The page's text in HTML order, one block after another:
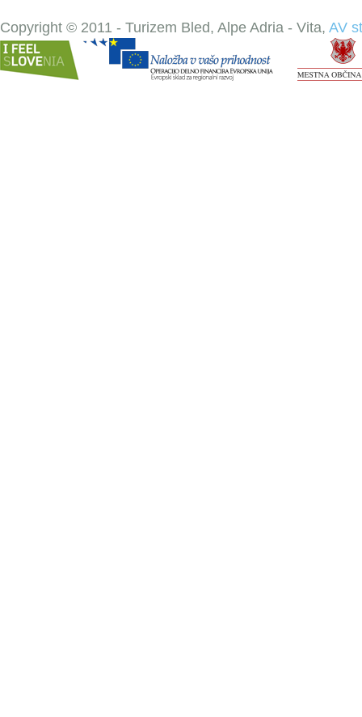
Copyright © 2011 - Turizem Bled, Alpe Adria - Vita, AV